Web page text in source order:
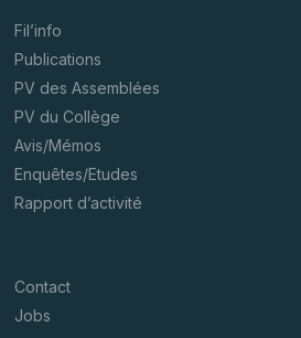
Fil’info
Publications
PV des Assemblées
PV du Collège
Avis/Mémos
Enquêtes/Etudes
Rapport d’activité
Contact
Jobs